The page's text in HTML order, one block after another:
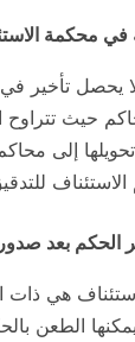
محكمة
يحصل تأخير في
حيث
تحويلها إلى
الحكم بعد
هي ذات
الطعن